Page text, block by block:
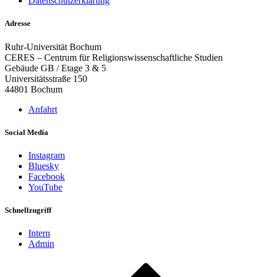
Adresse
Ruhr-Universität Bochum
CERES – Centrum für Religionswissenschaftliche Studien
Gebäude GB / Etage 3 & 5
Universitätsstraße 150
44801 Bochum
Anfahrt
Social Media
Instagram
Bluesky
Facebook
YouTube
Schnellzugriff
Intern
Admin